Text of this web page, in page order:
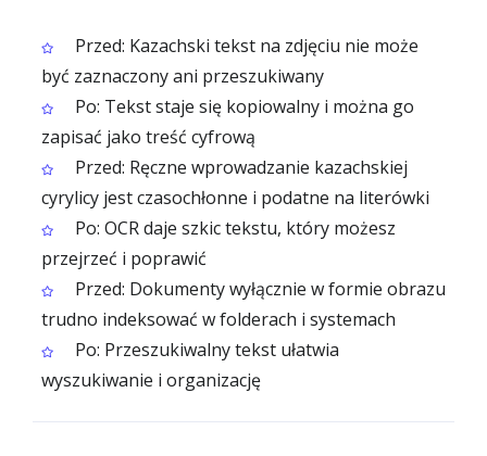
Przed: Kazachski tekst na zdjęciu nie może
być zaznaczony ani przeszukiwany
Po: Tekst staje się kopiowalny i można go
zapisać jako treść cyfrową
Przed: Ręczne wprowadzanie kazachskiej
cyrylicy jest czasochłonne i podatne na literówki
Po: OCR daje szkic tekstu, który możesz
przejrzeć i poprawić
Przed: Dokumenty wyłącznie w formie obrazu
trudno indeksować w folderach i systemach
Po: Przeszukiwalny tekst ułatwia
wyszukiwanie i organizację